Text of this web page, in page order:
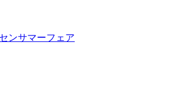
ンサマーフェア